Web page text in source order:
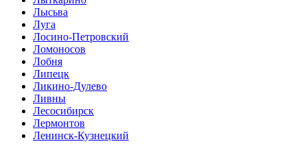
Лысьва
Луга
Лосино-Петровский
Ломоносов
Лобня
Липецк
Ликино-Дулево
Ливны
Лесосибирск
Лермонтов
Ленинск-Кузнецкий